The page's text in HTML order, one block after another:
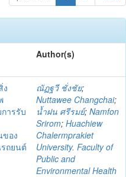
Author(s)
ง
ารรับ
อง
ถยนต์
ณัฏฐวี ชั่งชัย;
Nuttawee Changchai;
น้ำฝน ศรีรมย์; Namfon
Srirom; Huachiew
Chalermprakiet
University. Faculty of
Public and
Environmental Health